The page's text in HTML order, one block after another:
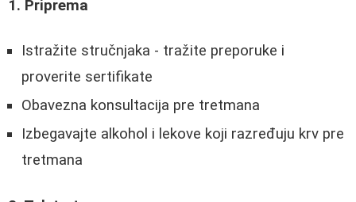
1. Priprema
Istražite stručnjaka - tražite preporuke i
proverite sertifikate
Obavezna konsultacija pre tretmana
Izbegavajte alkohol i lekove koji razređuju krv pre
tretmana